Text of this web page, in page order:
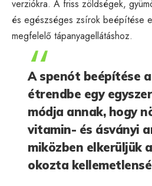
verziókra. A friss zöldségek,
és egészséges zsírok beépítése
megfelelő tápanyagellátáshoz.
A spenót beépítése
étrendbe egy
módja annak, hogy
vitamin- és ásványi
miközben elkerüljük
okozta